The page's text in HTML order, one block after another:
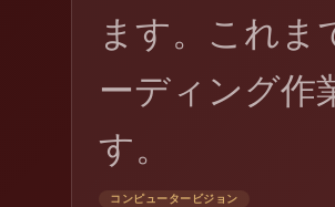
ます。これま
ーディング作
す。
コンピュータービジョン